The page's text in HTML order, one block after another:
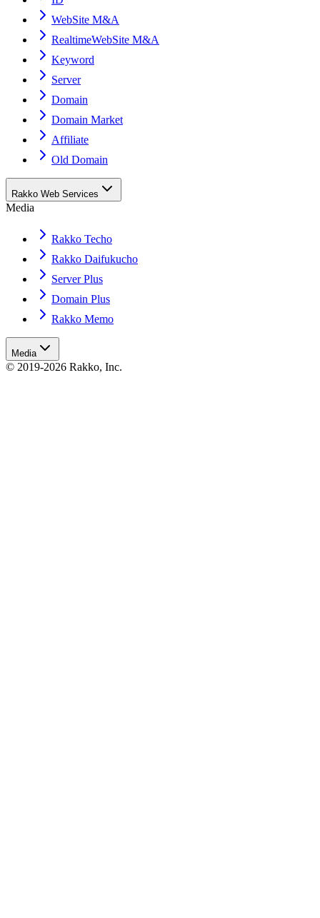
WebSite M&A
RealtimeWebSite M&A
Keyword
Server
Domain
Domain Market
Affiliate
Old Domain
Rakko Web Services
Media
Rakko Techo
Rakko Daifukucho
Server Plus
Domain Plus
Rakko Memo
Media
© 2019-2026 Rakko, Inc.